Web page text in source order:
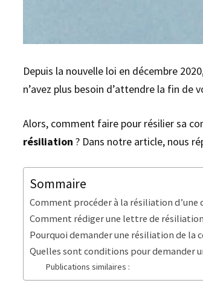
Depuis la nouvelle loi en décembre
n’avez plus besoin d’attendre la fin
Alors, comment faire pour résilier sa
résiliation ? Dans notre article, nous
Sommaire
Comment procéder à la résiliation
Comment rédiger une lettre de
Pourquoi demander une résiliation de la
Quelles sont conditions pour demander
Publications similaires :